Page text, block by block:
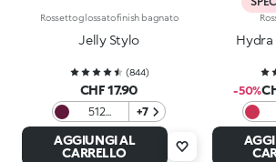
Rossetto glossato finish bagnato
Jelly Stylo
(844)
CHF 17.90
512
Magenta
+7
AGGIUNGI AL
CARRELLO
Hydra
-50%